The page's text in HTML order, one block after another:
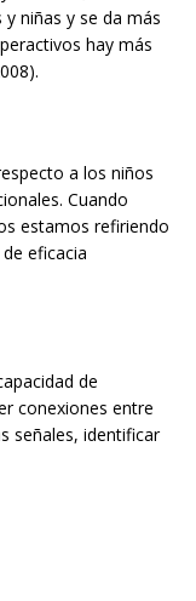
niñas y se da más
hay más
a los niños
Cuando
estamos refiriendo
eficacia
de
conexiones entre
señales, identificar